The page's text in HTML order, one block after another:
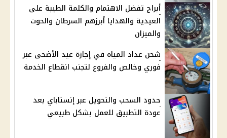
أبراج تفضل الاهتمام والكلمة الطيبة على
العيدية والهدايا أبرزهم السرطان والحوت
والميزان
شحن عداد المياه في إجازة عيد الأضحى عبر
فوري وخالص والفروع لتجنب انقطاع الخدمة
حدود السحب والتحويل عبر إنستاباي بعد
عودة التطبيق للعمل بشكل طبيعي